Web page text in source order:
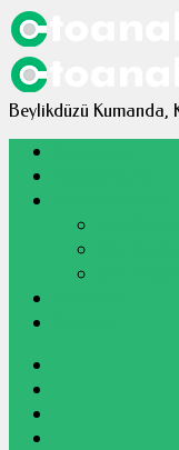
Beylikdüzü Kumanda,